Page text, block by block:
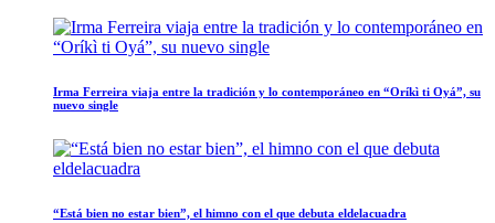
Irma Ferreira viaja entre la tradición y lo contemporáneo en “Oríkì ti Oyá”, su
nuevo single
“Está bien no estar bien”, el himno con el que debuta eldelacuadra